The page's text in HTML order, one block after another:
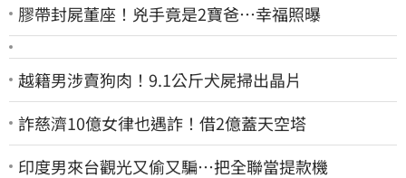
膠帶封屍董座！兇手竟是2寶爸…幸福照曝
越籍男涉賣狗肉！9.1公斤犬屍掃出晶片
詐慈濟10億女律也遇詐！借2億蓋天空塔
印度男來台觀光又偷又騙…把全聯當提款機